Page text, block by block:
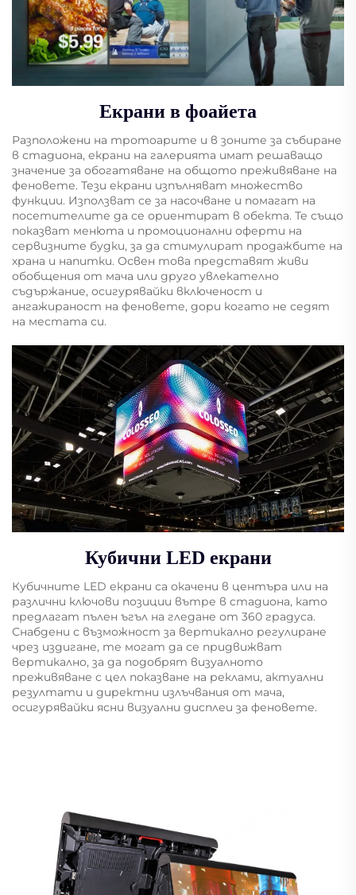
Екрани в фоайета
Разположени на тротоарите и в зоните за събиране
в стадиона, екрани на галерията имат решаващо
значение за обогатяване на общото преживяване на
феновете. Тези екрани изпълняват множество
функции. Използват се за насочване и помагат на
посетителите да се ориентират в обекта. Те също
показват менюта и промоционални оферти на
сервизните будки, за да стимулират продажбите на
храна и напитки. Освен това представят живи
обобщения от мача или друго увлекателно
съдържание, осигурявайки включеност и
ангажираност на феновете, дори когато не седят
на местата си.
Кубични LED екрани
Кубичните LED екрани са окачени в центъра или на
различни ключови позиции вътре в стадиона, като
предлагат пълен ъгъл на гледане от 360 градуса.
Снабдени с възможност за вертикално регулиране
чрез издигане, те могат да се придвижват
вертикално, за да подобрят визуалното
преживяване с цел показване на реклами, актуални
резултати и директни излъчвания от мача,
осигурявайки ясни визуални дисплеи за феновете.